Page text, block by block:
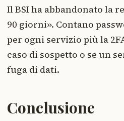
Il BSI ha abbandonato la
90 giorni». Contano
per ogni servizio più la
caso di sospetto o se un
fuga di dati.
Conclusione